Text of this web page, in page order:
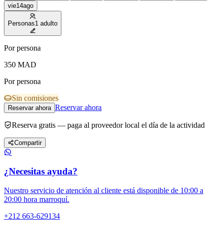
vie14ago
Personas1 adulto
Por persona
350 MAD
Por persona
Sin comisiones
Reservar ahora Reservar ahora
Reserva gratis — paga al proveedor local el día de la actividad
Compartir
¿Necesitas ayuda?
Nuestro servicio de atención al cliente está disponible de 10:00 a
20:00 hora marroquí.
+212 663-629134